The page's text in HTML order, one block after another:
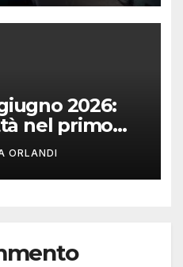
2026:
nel primo
ORLANDI